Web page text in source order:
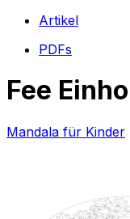
Artikel
PDFs
Fee
Mandala für Kinder